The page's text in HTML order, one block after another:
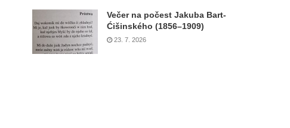
Večer na počest Jakuba Bart-
Ćišinského (1856–1909)
23. 7. 2026